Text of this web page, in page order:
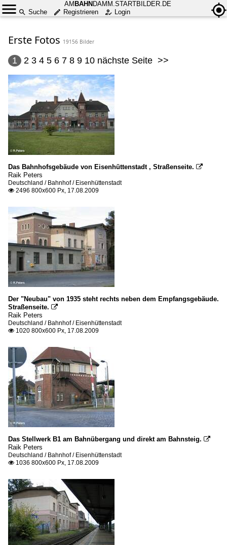
AM BAHN DAMM.STARTBILDER.DE
Suche
Registrieren Login
Erste Fotos 19156 Bilder
1 2 3 4 5 6 7 8 9 10 nächste Seite >>
Das Bahnhofsgebäude von Eisenhüttenstadt , Straßenseite. 
Raik Peters
Deutschland / Bahnhof / Eisenhüttenstadt
 2496 800x600 Px, 17.08.2009
Der "Neubau" von 1935 steht rechts neben dem Empfangsgebäude.
Straßenseite. 
Raik Peters
Deutschland / Bahnhof / Eisenhüttenstadt
 1020 800x600 Px, 17.08.2009
Das Stellwerk B1 am Bahnübergang und direkt am Bahnsteig. 
Raik Peters
Deutschland / Bahnhof / Eisenhüttenstadt
 1036 800x600 Px, 17.08.2009